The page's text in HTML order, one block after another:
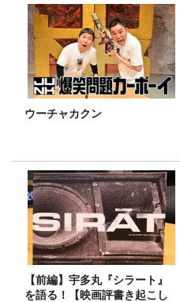
ウーチャカクン
【前編】宇多丸『シラート』
を語る！【映画評書き起こし